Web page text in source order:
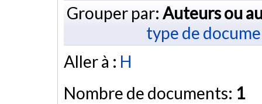
Grouper par: Auteurs ou
type de
Aller à : H
Nombre de documents: 1